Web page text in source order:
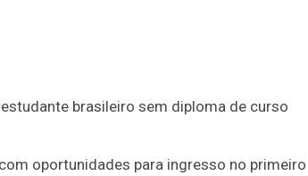
brasileiro sem diploma de curso
oportunidades para ingresso no primeiro